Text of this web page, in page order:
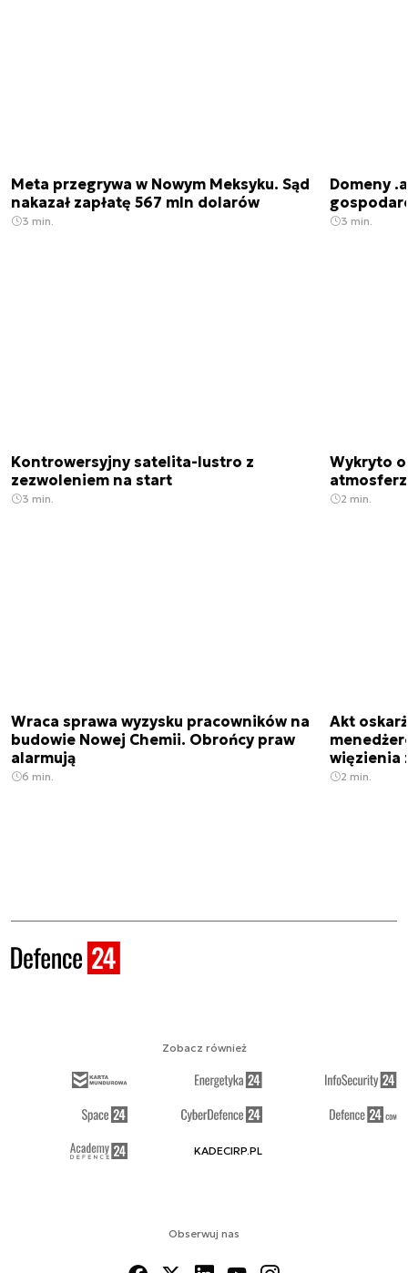
Meta przegrywa w Nowym Meksyku. Sąd
nakazał zapłatę 567 mln dolarów
3 min.
Domeny
3 min.
Kontrowersyjny satelita-lustro z
zezwoleniem na start
3 min.
Wykryto
2 min.
Wraca sprawa wyzysku pracowników na
budowie Nowej Chemii. Obrońcy praw
alarmują
6 min.
Akt
więzienia
2 min.
Obserwuj nas
Zobacz również
KADECIRP.PL